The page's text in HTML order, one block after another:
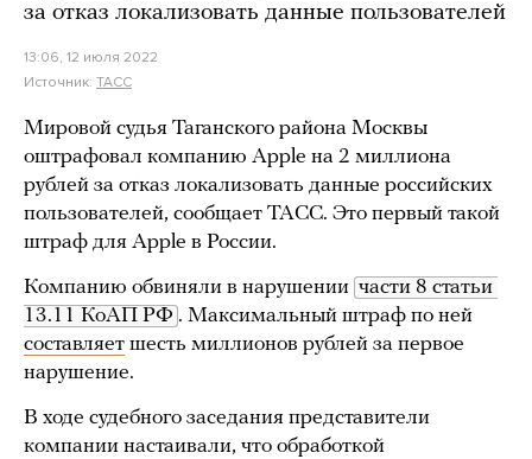
за отказ локализовать данные пользователей
13:06, 12 июля 2022
Источник: ТАСС
Мировой судья Таганского района Москвы
оштрафовал компанию Apple на 2 миллиона
рублей за отказ локализовать данные российских
пользователей, сообщает ТАСС. Это первый такой
штраф для Apple в России.
Компанию обвиняли в нарушении части 8 статьи
13.11 КоАП РФ . Максимальный штраф по ней
составляет шесть миллионов рублей за первое
нарушение.
В ходе судебного заседания представители
компании настаивали, что обработкой